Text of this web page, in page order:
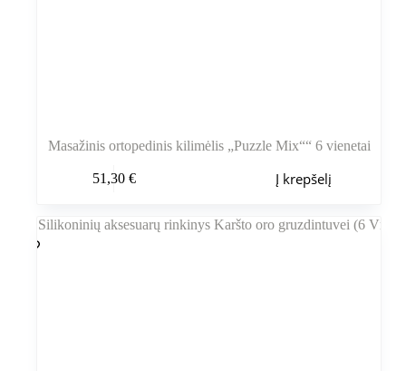
Masažinis ortopedinis kilimėlis „Puzzle Mix““ 6 vienetai
51,30 € Į krepšelį